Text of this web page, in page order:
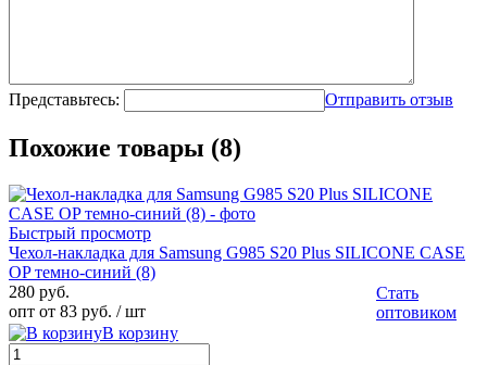
Представьтесь: Отправить отзыв
Похожие товары (8)
Быстрый просмотр
Чехол-накладка для Samsung G985 S20 Plus SILICONE CASE
OP темно-синий (8)
280 руб.
опт от 83 руб. / шт
Стать
оптовиком
В корзину